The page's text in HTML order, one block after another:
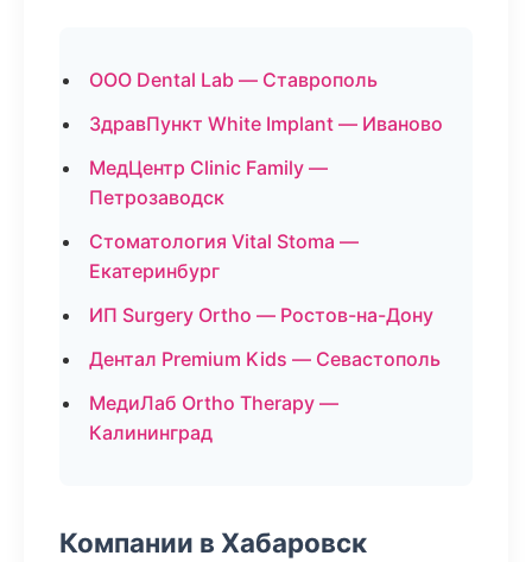
ООО Dental Lab — Ставрополь
ЗдравПункт White Implant — Иваново
МедЦентр Clinic Family —
Петрозаводск
Стоматология Vital Stoma —
Екатеринбург
ИП Surgery Ortho — Ростов-на-Дону
Дентал Premium Kids — Севастополь
МедиЛаб Ortho Therapy —
Калининград
Компании в Хабаровск